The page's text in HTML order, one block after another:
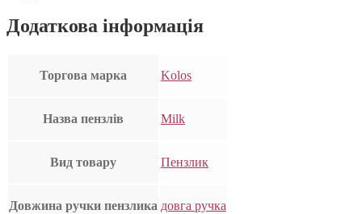
Додаткова інформація
Торгова марка Kolos
Назва пензлів Milk
Вид товару Пензлик
Довжина ручки пензлика довга ручка